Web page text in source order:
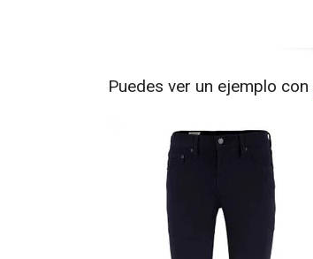
Puedes ver un ejemplo con